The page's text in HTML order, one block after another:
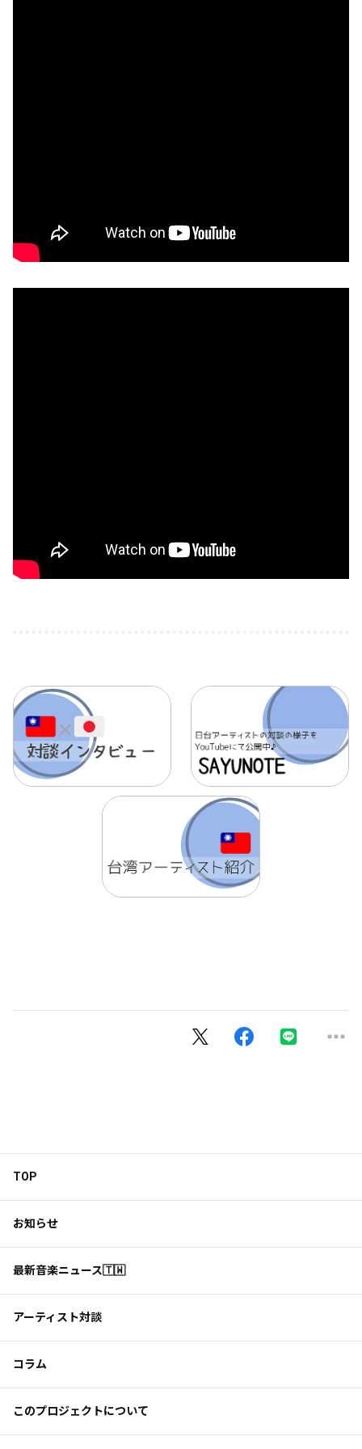
TOP
お知らせ
最新音楽ニュース🇹🇼
アーティスト対談
コラム
このプロジェクトについて